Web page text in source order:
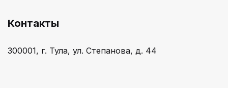
Контакты
300001, г. Тула, ул. Степанова, д. 44